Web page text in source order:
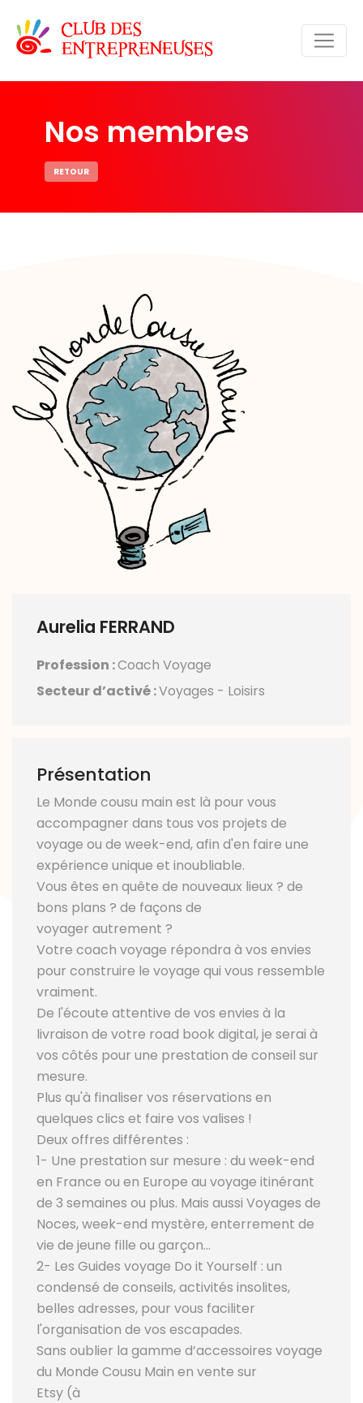
Nos membres
RETOUR
Aurelia FERRAND
Profession :Coach Voyage
Secteur d’activé :Voyages - Loisirs
Présentation
Le Monde cousu main est là pour vous
accompagner dans tous vos projets de
voyage ou de week-end, afin d'en faire une
expérience unique et inoubliable.
Vous êtes en quête de nouveaux lieux ? de
bons plans ? de façons de
voyager autrement ?
Votre coach voyage répondra à vos envies
pour construire le voyage qui vous ressemble
vraiment.
De l'écoute attentive de vos envies à la
livraison de votre road book digital, je serai à
vos côtés pour une prestation de conseil sur
mesure.
Plus qu'à finaliser vos réservations en
quelques clics et faire vos valises !
Deux offres différentes :
1- Une prestation sur mesure : du week-end
en France ou en Europe au voyage itinérant
de 3 semaines ou plus. Mais aussi Voyages de
Noces, week-end mystère, enterrement de
vie de jeune fille ou garçon…
2- Les Guides voyage Do it Yourself : un
condensé de conseils, activités insolites,
belles adresses, pour vous faciliter
l'organisation de vos escapades.
Sans oublier la gamme d’accessoires voyage
du Monde Cousu Main en vente sur
Etsy (à